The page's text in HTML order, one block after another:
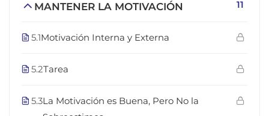
MANTENER LA MOTIVACIÓN 11
5.1Motivación Interna y Externa
5.2Tarea
5.3La Motivación es Buena, Pero No la